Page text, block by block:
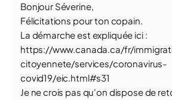
Bonjour Séverine,
Félicitations pour ton copain.
La démarche est expliquée ici :
https://www.canada.ca/fr/
citoyennete/services/coronavirus-
covid19/eic.html#s31
Je ne crois pas qu'on dispose de